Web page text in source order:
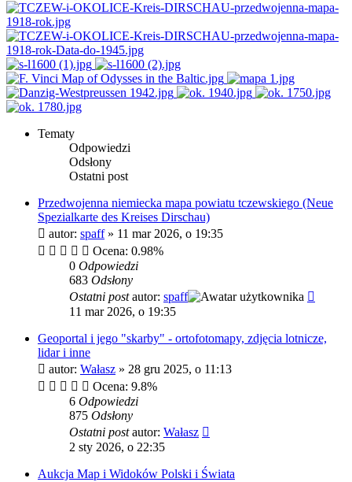
Tematy
Odpowiedzi
Odsłony
Ostatni post
Przedwojenna niemiecka mapa powiatu tczewskiego (Neue
Spezialkarte des Kreises Dirschau)
autor: spaff» 11 mar 2026, o 19:35
Ocena: 0.98%
0 Odpowiedzi
683 Odsłony
Ostatni postautor: spaff
11 mar 2026, o 19:35
Geoportal i jego "skarby" - ortofotomapy, zdjęcia lotnicze,
lidar i inne
autor: Wałasz » 28 gru 2025, o 11:13
Ocena: 9.8%
6 Odpowiedzi
875 Odsłony
Ostatni postautor: Wałasz
2 sty 2026, o 22:35
Aukcja Map i Widoków Polski i Świata